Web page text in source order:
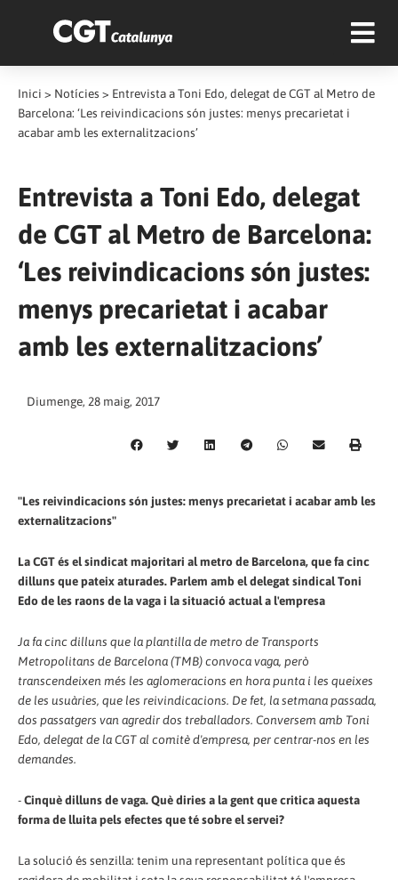
Inici > Notícies > Entrevista a Toni Edo, delegat de CGT al Metro de
Barcelona: ‘Les reivindicacions són justes: menys precarietat i
acabar amb les externalitzacions’
Entrevista a Toni Edo, delegat
de CGT al Metro de Barcelona:
‘Les reivindicacions són justes:
menys precarietat i acabar
amb les externalitzacions’
Diumenge, 28 maig, 2017
"Les reivindicacions són justes: menys precarietat i acabar amb les
externalitzacions"
La CGT és el sindicat majoritari al metro de Barcelona, que fa cinc
dilluns que pateix aturades. Parlem amb el delegat sindical Toni
Edo de les raons de la vaga i la situació actual a l'empresa
Ja fa cinc dilluns que la plantilla de metro de Transports
Metropolitans de Barcelona (TMB) convoca vaga, però
transcendeixen més les aglomeracions en hora punta i les queixes
de les usuàries, que les reivindicacions. De fet, la setmana passada,
dos passatgers van agredir dos treballadors. Conversem amb Toni
Edo, delegat de la CGT al comitè d'empresa, per centrar-nos en les
demandes.
-Cinquè dilluns de vaga. Què diries a la gent que critica aquesta
forma de lluita pels efectes que té sobre el servei?
La solució és senzilla: tenim una representant política que és